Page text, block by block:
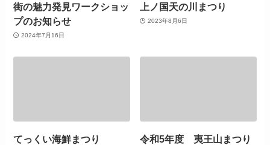
街の魅力発見ワークショッ
プのお知らせ
2024年7月16日
上ノ国天の川まつり
2023年8月6日
てっくい海鮮まつり 令和5年度 夷王山まつり